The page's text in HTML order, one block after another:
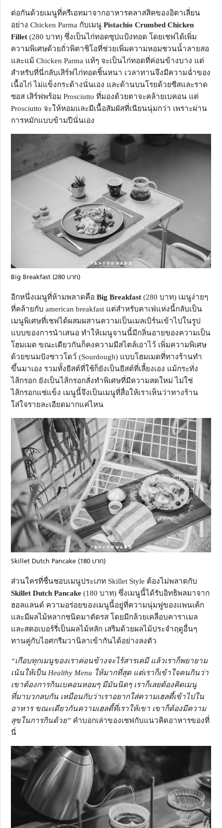
ต่อกันด้วยเมนูที่ครีเอทมาจากอาหารคลาสสิคของอิตาเลี่ยน
อย่าง Chicken Parma กับเมนูPistachio Crumbed Chicken
Fillet (280 บาท) ซึ่งเป็นไก่ทอดซุปแป้งทอด โดยเชฟได้เพิ่ม
ความพิเศษด้วยถั่วพิตาชิโอที่ช่วยเพิ่มความหอมชวนน้ำลายสอ
และแม้ Chicken Parma แท้ๆ จะเป็นไก่ทอดที่ค่อนข้างบาง แต่
สำหรับที่นี่กลับเสิร์ฟไก่ทอดชิ้นหนา เวลาทานจึงมีความฉ่ำของ
เนื้อไก่ ไม่แข็งกระด้างนั่นเอง และด้านบนโรยด้วยซีสและราด
ซอส เสิร์ฟพร้อม Prosciutto ที่มองด้วยตาจะคล้ายเบคอน แต่
Prosciutto จะให้หอมและมีเนื้อสัมผัสที่เนียนนุ่มกว่า เพราะผ่าน
การหมักแบบข้ามปีนั่นเอง
Big Breakfast (280 บาท)
อีกหนึ่งเมนูที่ห้ามพลาดคือBig Breakfast (280 บาท) เมนูง่ายๆ
ที่คล้ายกับ american breakfast แต่สำหรับคาเฟ่แห่งนี้กลับเป็น
เมนูพิเศษที่เชฟได้ผสมผสานความเป็นเมลเบิร์นเข้าไปในรูป
แบบของการนำเสนอ ทำให้เมนูจานนี้มีกลิ่นอายของความเป็น
โฮมเมด ขณะเดียวกันก็คงความมีสไตล์เอาไว้ เพิ่มความพิเศษ
ด้วยขนมปังซาวโดว์ (Sourdough) แบบโฮมเมดที่ทางร้านทำ
ขึ้นมาเอง รวมทั้งยีสต์ที่ใช้ก็ยังเป็นยีสต์ที่เลี้ยงเอง แม้กระทั่ง
ไส้กรอก ยังเป็นไส้กรอกสั่งทำพิเศษที่มีความสดใหม่ ไม่ใช่
ไส้กรอกแช่แข็ง เมนูนี้จึงเป็นเมนูที่สื่อให้เราเห็นว่าทางร้าน
ใส่ใจรายละเอียดมากแค่ไหน
Skillet Dutch Pancake (180 บาท)
ส่วนใครที่ชื่นชอบเมนูประเภท Skillet Style ต้องไม่พลาดกับ
Skillet Dutch Pancake (180 บาท) ซึ่งเมนูนี้ได้รับอิทธิพลมาจาก
ฮอลแลนด์ ความอร่อยของเมนูนี้อยู่ที่ความนุ่มฟูของแพนเค้ก
และมีผลไม้หลากชนิดมาตัดรส โดยมีกล้วยเคลือบคาราเมล
และสตอเบอร์รี่เป็นผลไม้หลัก เสริมด้วยผลไม้ประจำฤดูอื่นๆ
ทานคู่กับไอศกรีมวานิลาเข้ากันได้อย่างลงตัว
“เกือบทุกเมนูของเราค่อนข้างจะไร้สารเคมี แล้วเราก็พยายาม
เน้นให้เป็น Healthy Menu ให้มากที่สุด แต่เราก็เข้าใจคนกินว่า
เขาต้องการกินเบคอนหอมๆ มีมันนิดๆ เราก็เลยต้องคิดเมนู
ที่มาบวกลบกัน เหมือนกับว่าเราอยากใส่ความเฮลตี้เข้าไปใน
อาหาร ขณะเดียวกันความเฮลตี้ที่เราให้เขา เขาก็ต้องมีความ
สุขในการกินด้วย” คำบอกเล่าของเชฟกับแนวคิดอาหารของที่
นี่